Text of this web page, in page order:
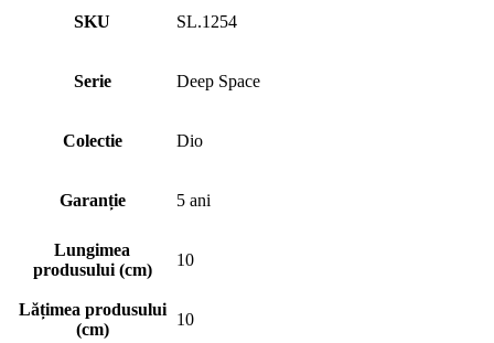
SKU SL.1254
Serie Deep Space
Colectie Dio
Garanție 5 ani
Lungimea
produsului (cm)
10
Lățimea produsului
(cm)
10